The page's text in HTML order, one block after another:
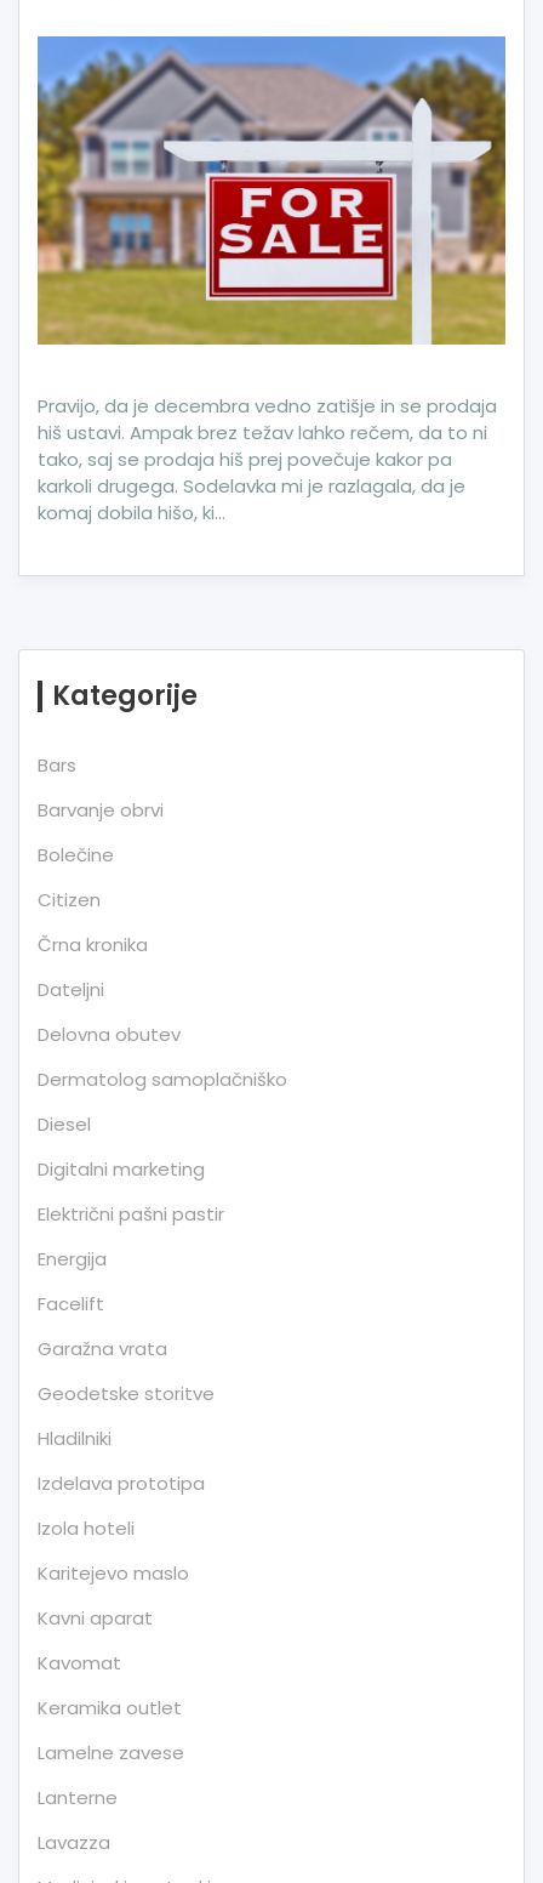
Pravijo, da je decembra vedno zatišje in se prodaja
hiš ustavi. Ampak brez težav lahko rečem, da to ni
tako, saj se prodaja hiš prej povečuje kakor pa
karkoli drugega. Sodelavka mi je razlagala, da je
komaj dobila hišo, ki…
Kategorije
Bars
Barvanje obrvi
Bolečine
Citizen
Črna kronika
Dateljni
Delovna obutev
Dermatolog samoplačniško
Diesel
Digitalni marketing
Električni pašni pastir
Energija
Facelift
Garažna vrata
Geodetske storitve
Hladilniki
Izdelava prototipa
Izola hoteli
Karitejevo maslo
Kavni aparat
Kavomat
Keramika outlet
Lamelne zavese
Lanterne
Lavazza